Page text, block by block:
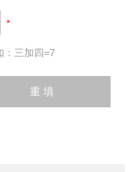
：三加四=7